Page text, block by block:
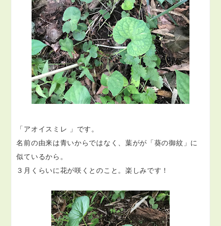
「アオイスミレ 」です。
名前の由来は青いからではなく、葉がが「葵の御紋」に
似ているから。
３月くらいに花が咲くとのこと。楽しみです！